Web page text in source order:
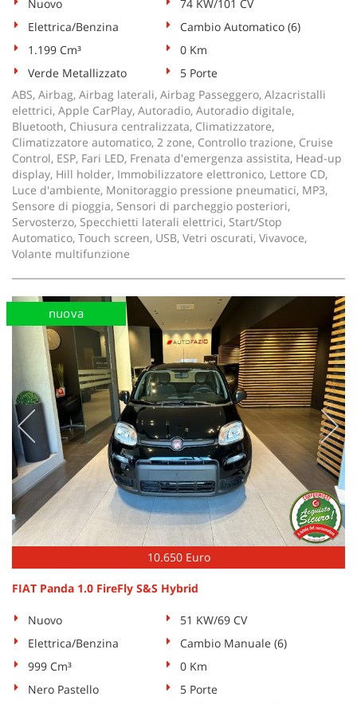
Nuovo
74 KW/101 CV
Elettrica/Benzina
Cambio Automatico (6)
1.199 Cm³
0 Km
Verde Metallizzato
5 Porte
ABS, Airbag, Airbag laterali, Airbag Passeggero, Alzacristalli
elettrici, Apple CarPlay, Autoradio, Autoradio digitale,
Bluetooth, Chiusura centralizzata, Climatizzatore,
Climatizzatore automatico, 2 zone, Controllo trazione, Cruise
Control, ESP, Fari LED, Frenata d'emergenza assistita, Head-up
display, Hill holder, Immobilizzatore elettronico, Lettore CD,
Luce d'ambiente, Monitoraggio pressione pneumatici, MP3,
Sensore di pioggia, Sensori di parcheggio posteriori,
Servosterzo, Specchietti laterali elettrici, Start/Stop
Automatico, Touch screen, USB, Vetri oscurati, Vivavoce,
Volante multifunzione
10.650 Euro
nuova
FIAT Panda 1.0 FireFly S&S Hybrid
Nuovo
51 KW/69 CV
Elettrica/Benzina
Cambio Manuale (6)
999 Cm³
0 Km
Nero Pastello
5 Porte